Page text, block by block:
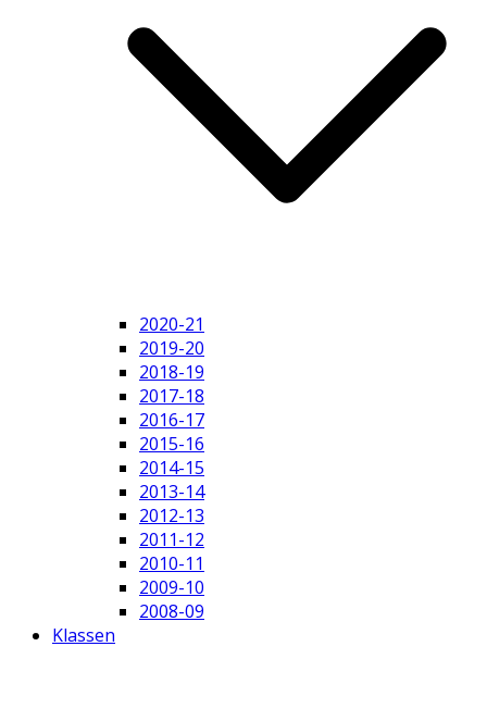
2020-21
2019-20
2018-19
2017-18
2016-17
2015-16
2014-15
2013-14
2012-13
2011-12
2010-11
2009-10
2008-09
Klassen